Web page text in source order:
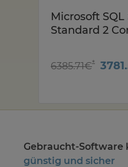
Microsoft SQL
Standard 2
6385.71€*
Gebraucht-Software
günstig und sicher